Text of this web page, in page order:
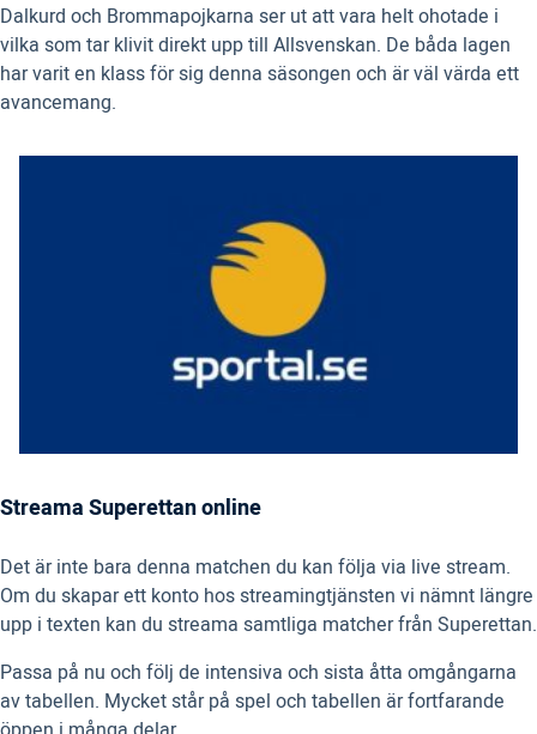
Dalkurd och Brommapojkarna ser ut att vara helt ohotade i
vilka som tar klivit direkt upp till Allsvenskan. De båda lagen
har varit en klass för sig denna säsongen och är väl värda ett
avancemang.
Streama Superettan online
Det är inte bara denna matchen du kan följa via live stream.
Om du skapar ett konto hos streamingtjänsten vi nämnt längre
upp i texten kan du streama samtliga matcher från Superettan.
Passa på nu och följ de intensiva och sista åtta omgångarna
av tabellen. Mycket står på spel och tabellen är fortfarande